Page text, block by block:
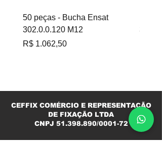
50 peças - Bucha Ensat
302.0.0.120 M12
Preço
R$ 1.062,50
CEFFIX COMÉRCIO E REPRESENTAÇÃO
DE FIXAÇÃO LTDA
CNPJ 51.398.890/0001-72